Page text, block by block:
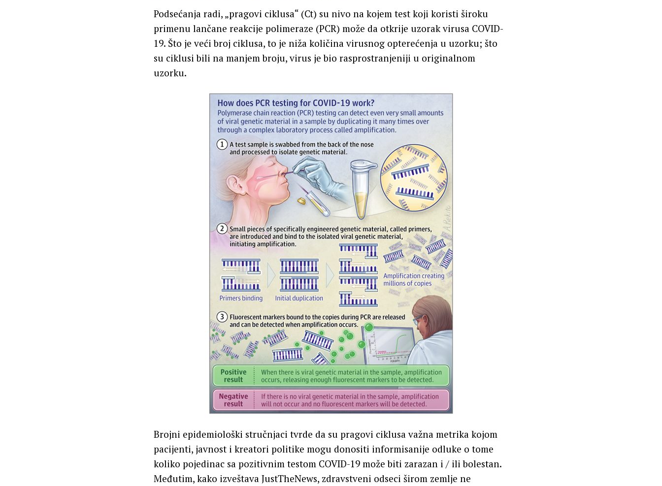
Podsećanja radi, „pragovi ciklusa“ (Ct) su nivo na kojem test koji koristi široku
primenu lančane reakcije polimeraze (PCR) može da otkrije uzorak virusa COVID-
19. Što je veći broj ciklusa, to je niža količina virusnog opterećenja u uzorku; što
su ciklusi bili na manjem broju, virus je bio rasprostranjeniji u originalnom
uzorku.
Brojni epidemiološki stručnjaci tvrde da su pragovi ciklusa važna metrika kojom
pacijenti, javnost i kreatori politike mogu donositi informisanije odluke o tome
koliko pojedinac sa pozitivnim testom COVID-19 može biti zarazan i / ili bolestan.
Međutim, kako izveštava JustTheNews, zdravstveni odseci širom zemlje ne